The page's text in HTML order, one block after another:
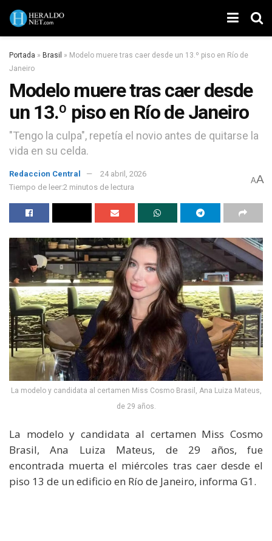
Portada » Brasil » Modelo muere tras caer desde un 13.º piso en Río de
Janeiro
Modelo muere tras caer desde
un 13.º piso en Río de Janeiro
"Tengo la culpa", repetía el novio antes de quitarse la
vida en su celda.
Redaccion Central
24 abril, 2026
Tiempo de leer:2 minutos de lectura
AA
La modelo y candidata al certamen Miss Cosmo Brasil, Ana Luiza Mateus,
de 29 años.
La modelo y candidata al certamen Miss Cosmo
Brasil, Ana Luiza Mateus, de 29 años, fue
encontrada muerta el miércoles tras caer desde el
piso 13 de un edificio en Río de Janeiro, informa G1.